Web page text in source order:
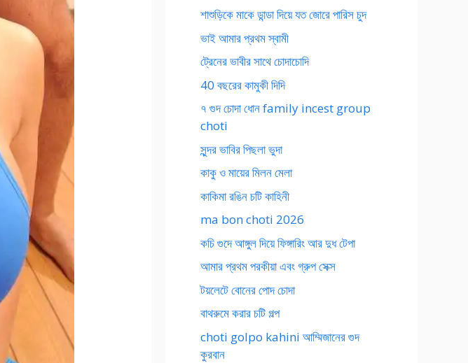
শাশুড়িকে মাকে ডান্ডা দিয়ে যত জোরে পারিস চুদ
ভাই আমার প্রথম স্বামী
ট্রেনের ভাবীর সাথে চোদাচোদি
40 বছরের কামুকী দিদি
৭ গুদ চোদা ধোন family incest group
choti
সুন্দর ভাবির পিছলা ভুদা
কাকু ও মায়ের মিলন মেলা
কাকিমা রঙিন চটি কাহিনী
ma bon choti 2026
কচি গুদে আঙ্গুল দিয়ে ফিঙ্গারিং আর দুধ টেপা
আমার প্রথম পরকীয়া এবং গ্রুপ সেক্স
টয়লেটে বোনের পোদ চোদা
বাথরুমে করার চটি গল্প
choti golpo kahini আম্মিজানের গুদ
কুরবান